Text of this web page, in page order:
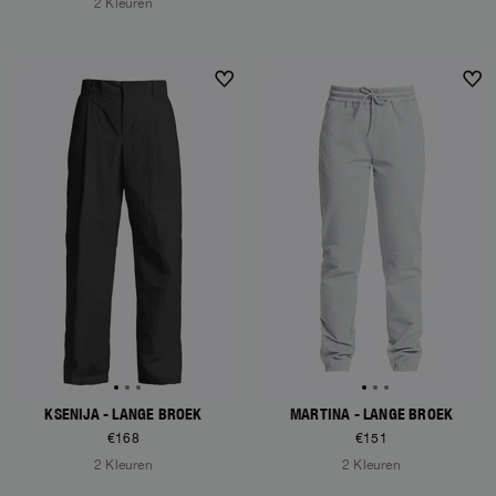
2 Kleuren
KSENIJA - LANGE BROEK
€168
2 Kleuren
MARTINA - LANGE BROEK
€151
2 Kleuren